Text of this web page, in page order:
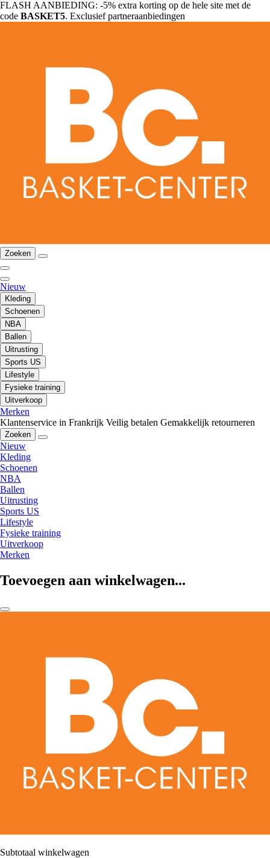
FLASH AANBIEDING: -5% extra korting op de hele site met de
code BASKET5. Exclusief partneraanbiedingen
Zoeken
Nieuw
Kleding
Schoenen
NBA
Ballen
Uitrusting
Sports US
Lifestyle
Fysieke training
Uitverkoop
Merken
Klantenservice in Frankrijk Veilig betalen Gemakkelijk retourneren
Zoeken
Nieuw
Kleding
Schoenen
NBA
Ballen
Uitrusting
Sports US
Lifestyle
Fysieke training
Uitverkoop
Merken
Toevoegen aan winkelwagen...
Subtotaal winkelwagen